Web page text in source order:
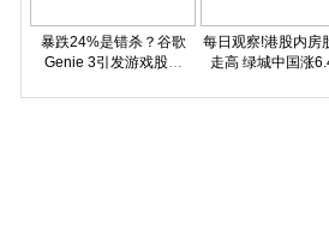
暴跌24%是错杀？谷歌
Genie 3引发游戏股崩
场反应过度了
每日观察!港股内房
走高 绿城中国涨